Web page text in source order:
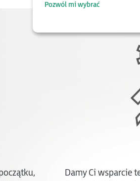
Damy Ci wsparcie
Pozwól mi wybrać